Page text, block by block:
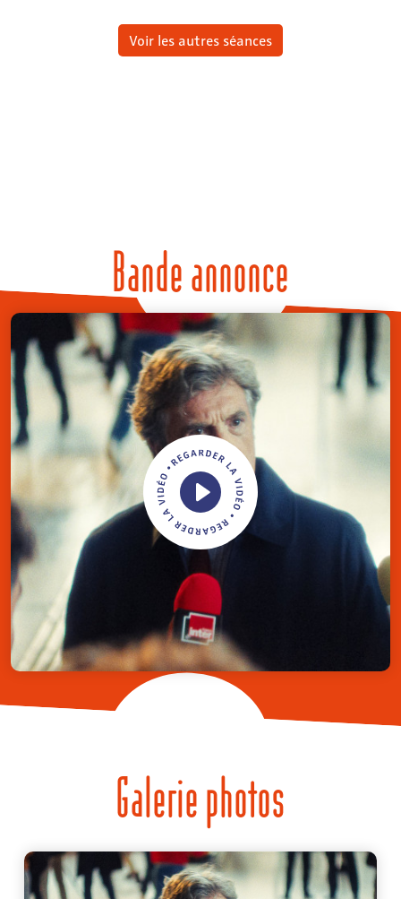
Voir les autres séances
Bande annonce
Galerie photos